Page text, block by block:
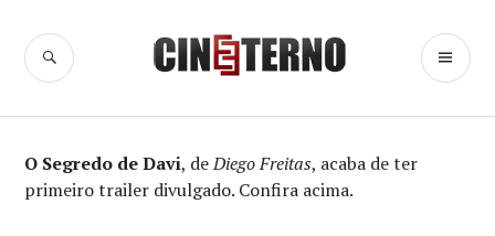
para
conteúdo
Cine Eterno
BUSCA
O Segredo de Davi, deDiego Freitas, acaba de ter
primeiro trailer divulgado. Confira acima.